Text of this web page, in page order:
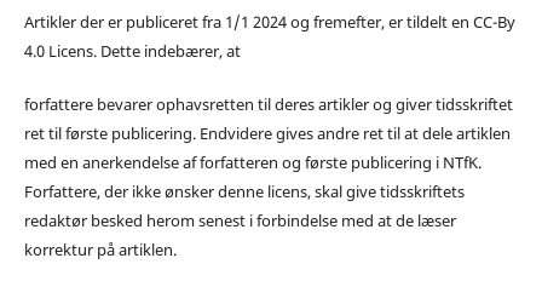
Artikler der er publiceret fra 1/1 2024 og fremefter, er tildelt en CC-By
4.0 Licens. Dette indebærer, at
forfattere bevarer ophavsretten til deres artikler og giver tidsskriftet
ret til første publicering. Endvidere gives andre ret til at dele artiklen
med en anerkendelse af forfatteren og første publicering i NTfK.
Forfattere, der ikke ønsker denne licens, skal give tidsskriftets
redaktør besked herom senest i forbindelse med at de læser
korrektur på artiklen.